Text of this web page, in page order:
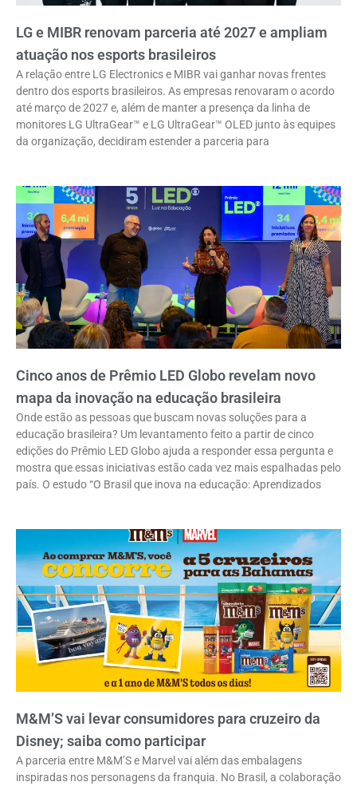
LG e MIBR renovam parceria até 2027 e ampliam
atuação nos esports brasileiros
A relação entre LG Electronics e MIBR vai ganhar novas frentes
dentro dos esports brasileiros. As empresas renovaram o acordo
até março de 2027 e, além de manter a presença da linha de
monitores LG UltraGear™ e LG UltraGear™ OLED junto às equipes
da organização, decidiram estender a parceria para
Cinco anos de Prêmio LED Globo revelam novo
mapa da inovação na educação brasileira
Onde estão as pessoas que buscam novas soluções para a
educação brasileira? Um levantamento feito a partir de cinco
edições do Prêmio LED Globo ajuda a responder essa pergunta e
mostra que essas iniciativas estão cada vez mais espalhadas pelo
país. O estudo “O Brasil que inova na educação: Aprendizados
M&M’S vai levar consumidores para cruzeiro da
Disney; saiba como participar
A parceria entre M&M’S e Marvel vai além das embalagens
inspiradas nos personagens da franquia. No Brasil, a colaboração